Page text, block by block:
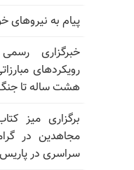
پیام به نیروهای خواهان
خبرگزاری
رویکردهای
هشت ساله تا
برگزاری میز
مجاهدین در
سراسری در پاریس